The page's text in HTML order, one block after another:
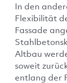
In den
Flexibilität
Fassade
Altbau
soweit
entlang der